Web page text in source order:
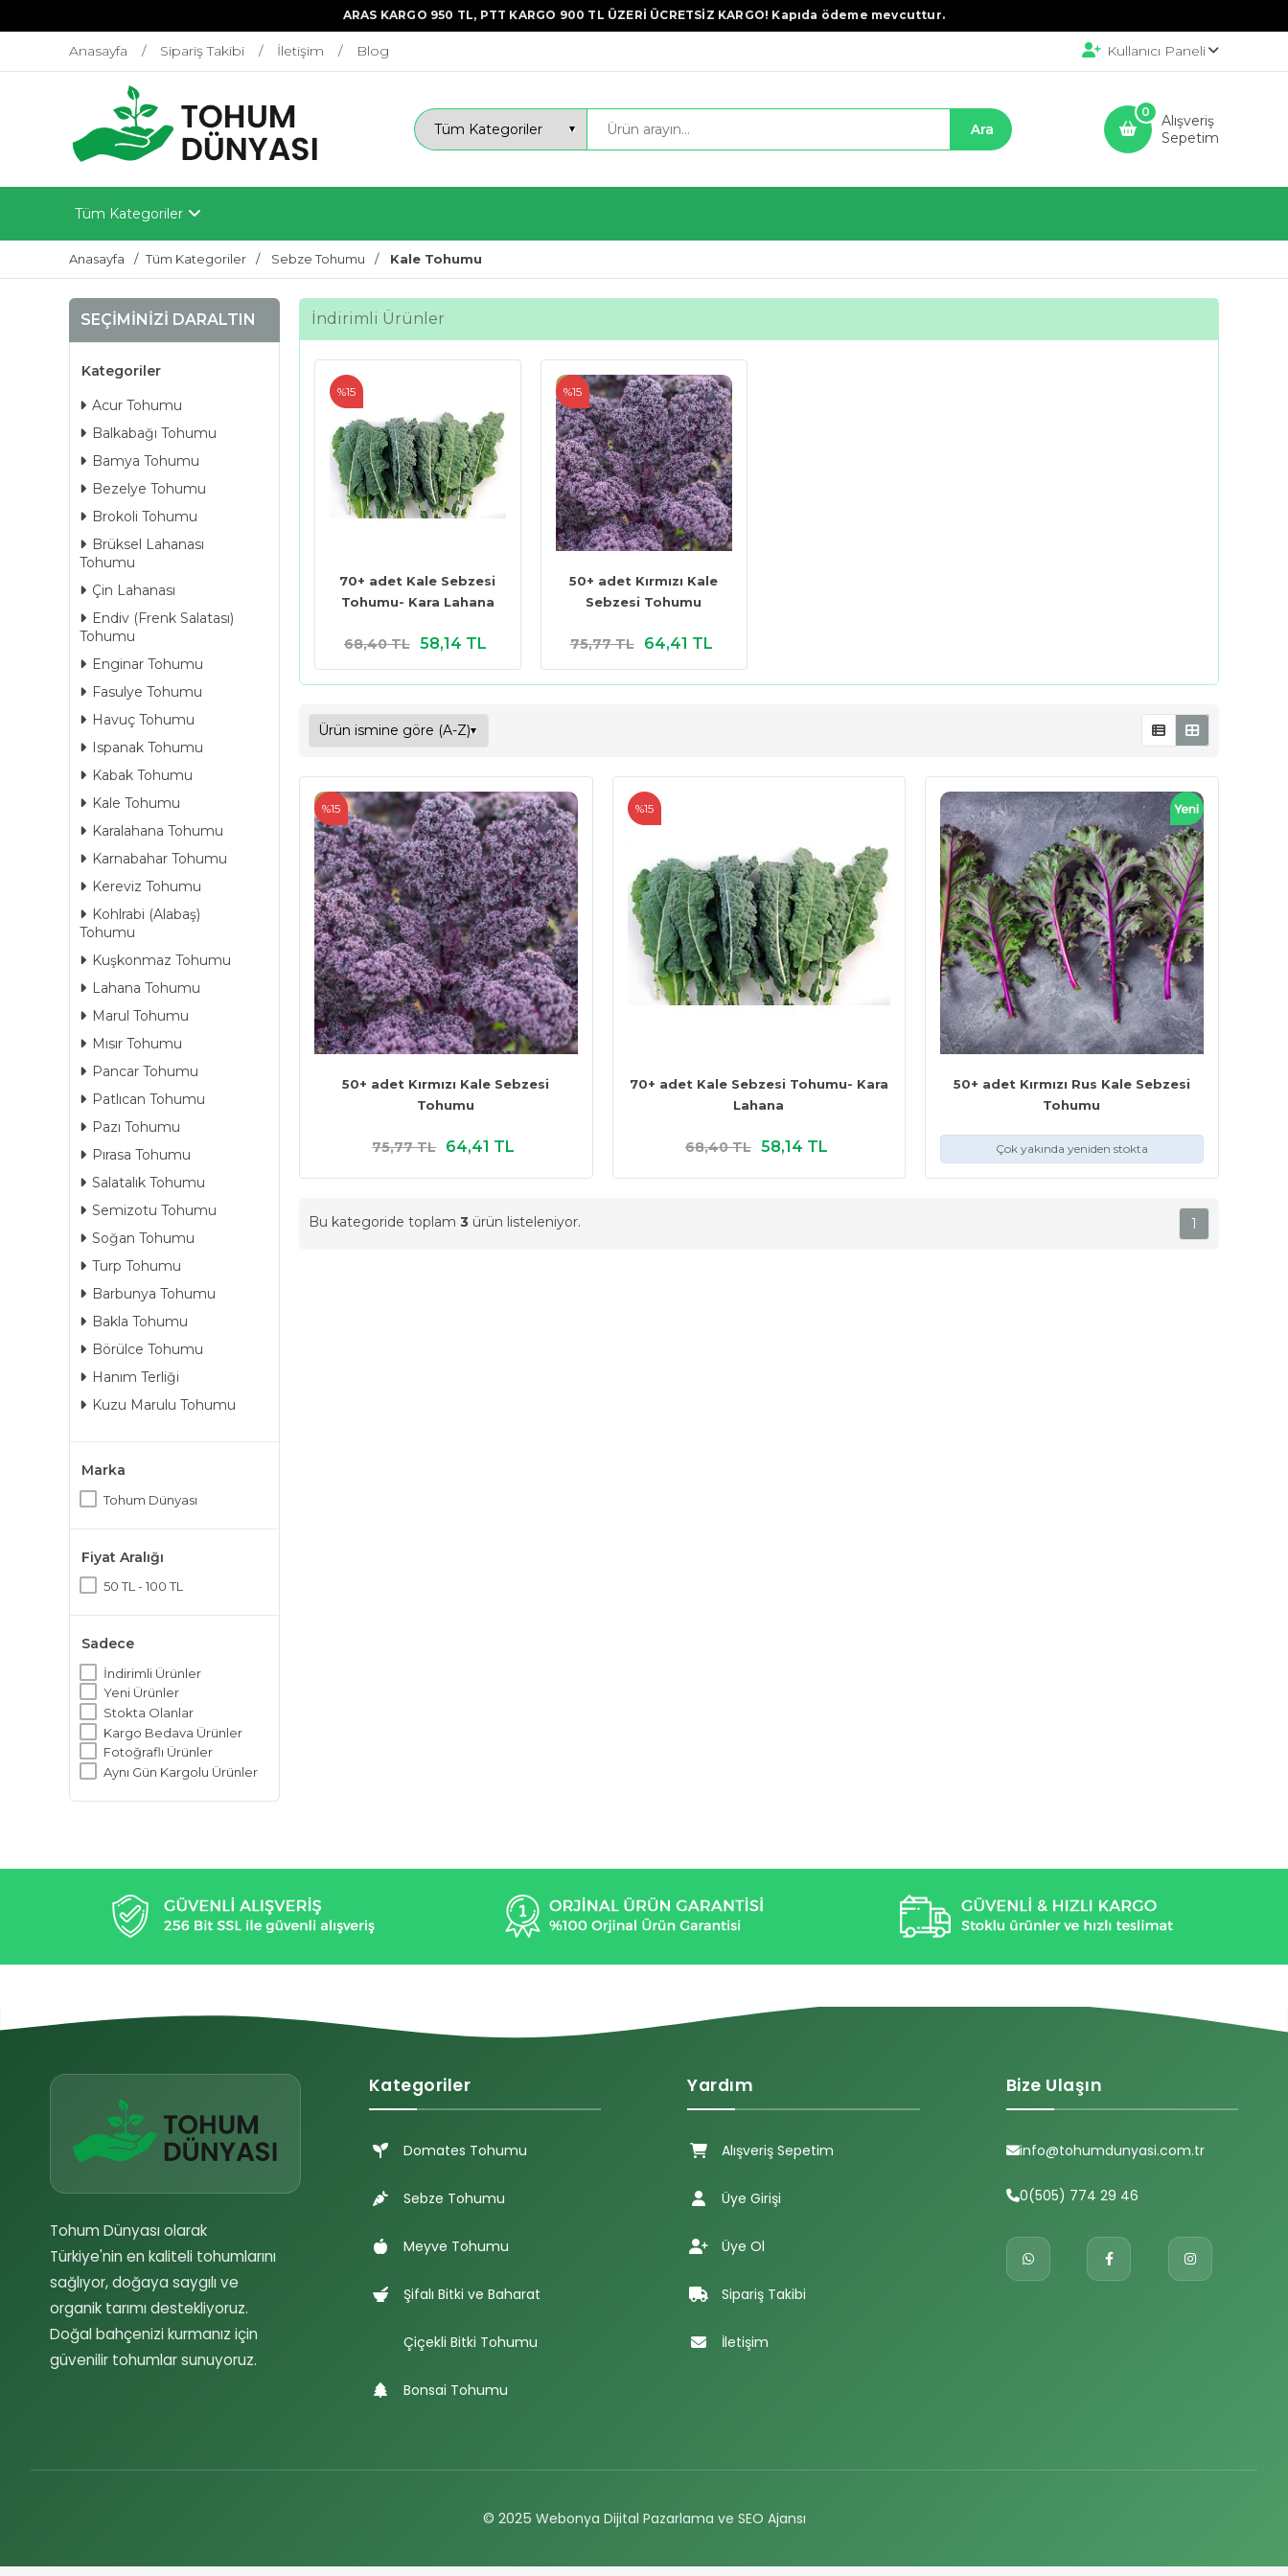
ARAS KARGO 950 TL, PTT KARGO 900 TL ÜZERİ ÜCRETSİZ KARGO! Kapıda ödeme mevcuttur.
Anasayfa Sipariş Takibi İletişim Blog Kullanıcı Paneli
Alışveriş
Sepetim
0
Tüm Kategoriler
Anasayfa Tüm Kategoriler Sebze Tohumu Kale Tohumu
SEÇIMINIZI DARALTIN
Kategoriler
Acur Tohumu
Balkabağı Tohumu
Bamya Tohumu
Bezelye Tohumu
Brokoli Tohumu
Brüksel Lahanası
Tohumu
Çin Lahanası
Endiv (Frenk Salatası)
Tohumu
Enginar Tohumu
Fasulye Tohumu
Havuç Tohumu
Ispanak Tohumu
Kabak Tohumu
Kale Tohumu
Karalahana Tohumu
Karnabahar Tohumu
Kereviz Tohumu
Kohlrabi (Alabaş)
Tohumu
Kuşkonmaz Tohumu
Lahana Tohumu
Marul Tohumu
Mısır Tohumu
Pancar Tohumu
Patlıcan Tohumu
Pazı Tohumu
Pırasa Tohumu
Salatalık Tohumu
Semizotu Tohumu
Soğan Tohumu
Turp Tohumu
Barbunya Tohumu
Bakla Tohumu
Börülce Tohumu
Hanım Terliği
Kuzu Marulu Tohumu
Marka
Tohum Dünyası
Fiyat Aralığı
50 TL - 100 TL
Sadece
İndirimli Ürünler
Yeni Ürünler
Stokta Olanlar
Kargo Bedava Ürünler
Fotoğraflı Ürünler
Aynı Gün Kargolu Ürünler
İndirimli Ürünler
70+ adet Kale Sebzesi
Tohumu- Kara Lahana
68,40 TL 58,14 TL
%15
50+ adet Kırmızı Kale
Sebzesi Tohumu
75,77 TL 64,41 TL
%15
50+ adet Kırmızı Kale Sebzesi
Tohumu
75,77 TL 64,41 TL
%15
70+ adet Kale Sebzesi Tohumu- Kara
Lahana
68,40 TL 58,14 TL
%15
50+ adet Kırmızı Rus Kale Sebzesi
Tohumu
Çok yakında yeniden stokta
Bu kategoride toplam 3 ürün listeleniyor. 1
Tohum Dünyası olarak
Türkiye'nin en kaliteli tohumlarını
sağlıyor, doğaya saygılı ve
organik tarımı destekliyoruz.
Doğal bahçenizi kurmanız için
güvenilir tohumlar sunuyoruz.
Kategoriler
Domates Tohumu
Sebze Tohumu
Meyve Tohumu
Şifalı Bitki ve Baharat
Çiçekli Bitki Tohumu
Bonsai Tohumu
Yardım
Alışveriş Sepetim
Üye Girişi
Üye Ol
Sipariş Takibi
İletişim
Bize Ulaşın
info@tohumdunyasi.com.tr
0(505) 774 29 46
© 2025 Webonya Dijital Pazarlama ve SEO Ajansı